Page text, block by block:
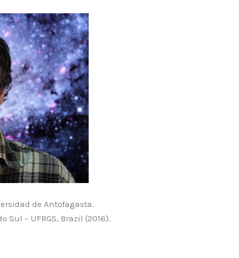
de Antofagasta.
Sul – UFRGS, Brazil (2016).